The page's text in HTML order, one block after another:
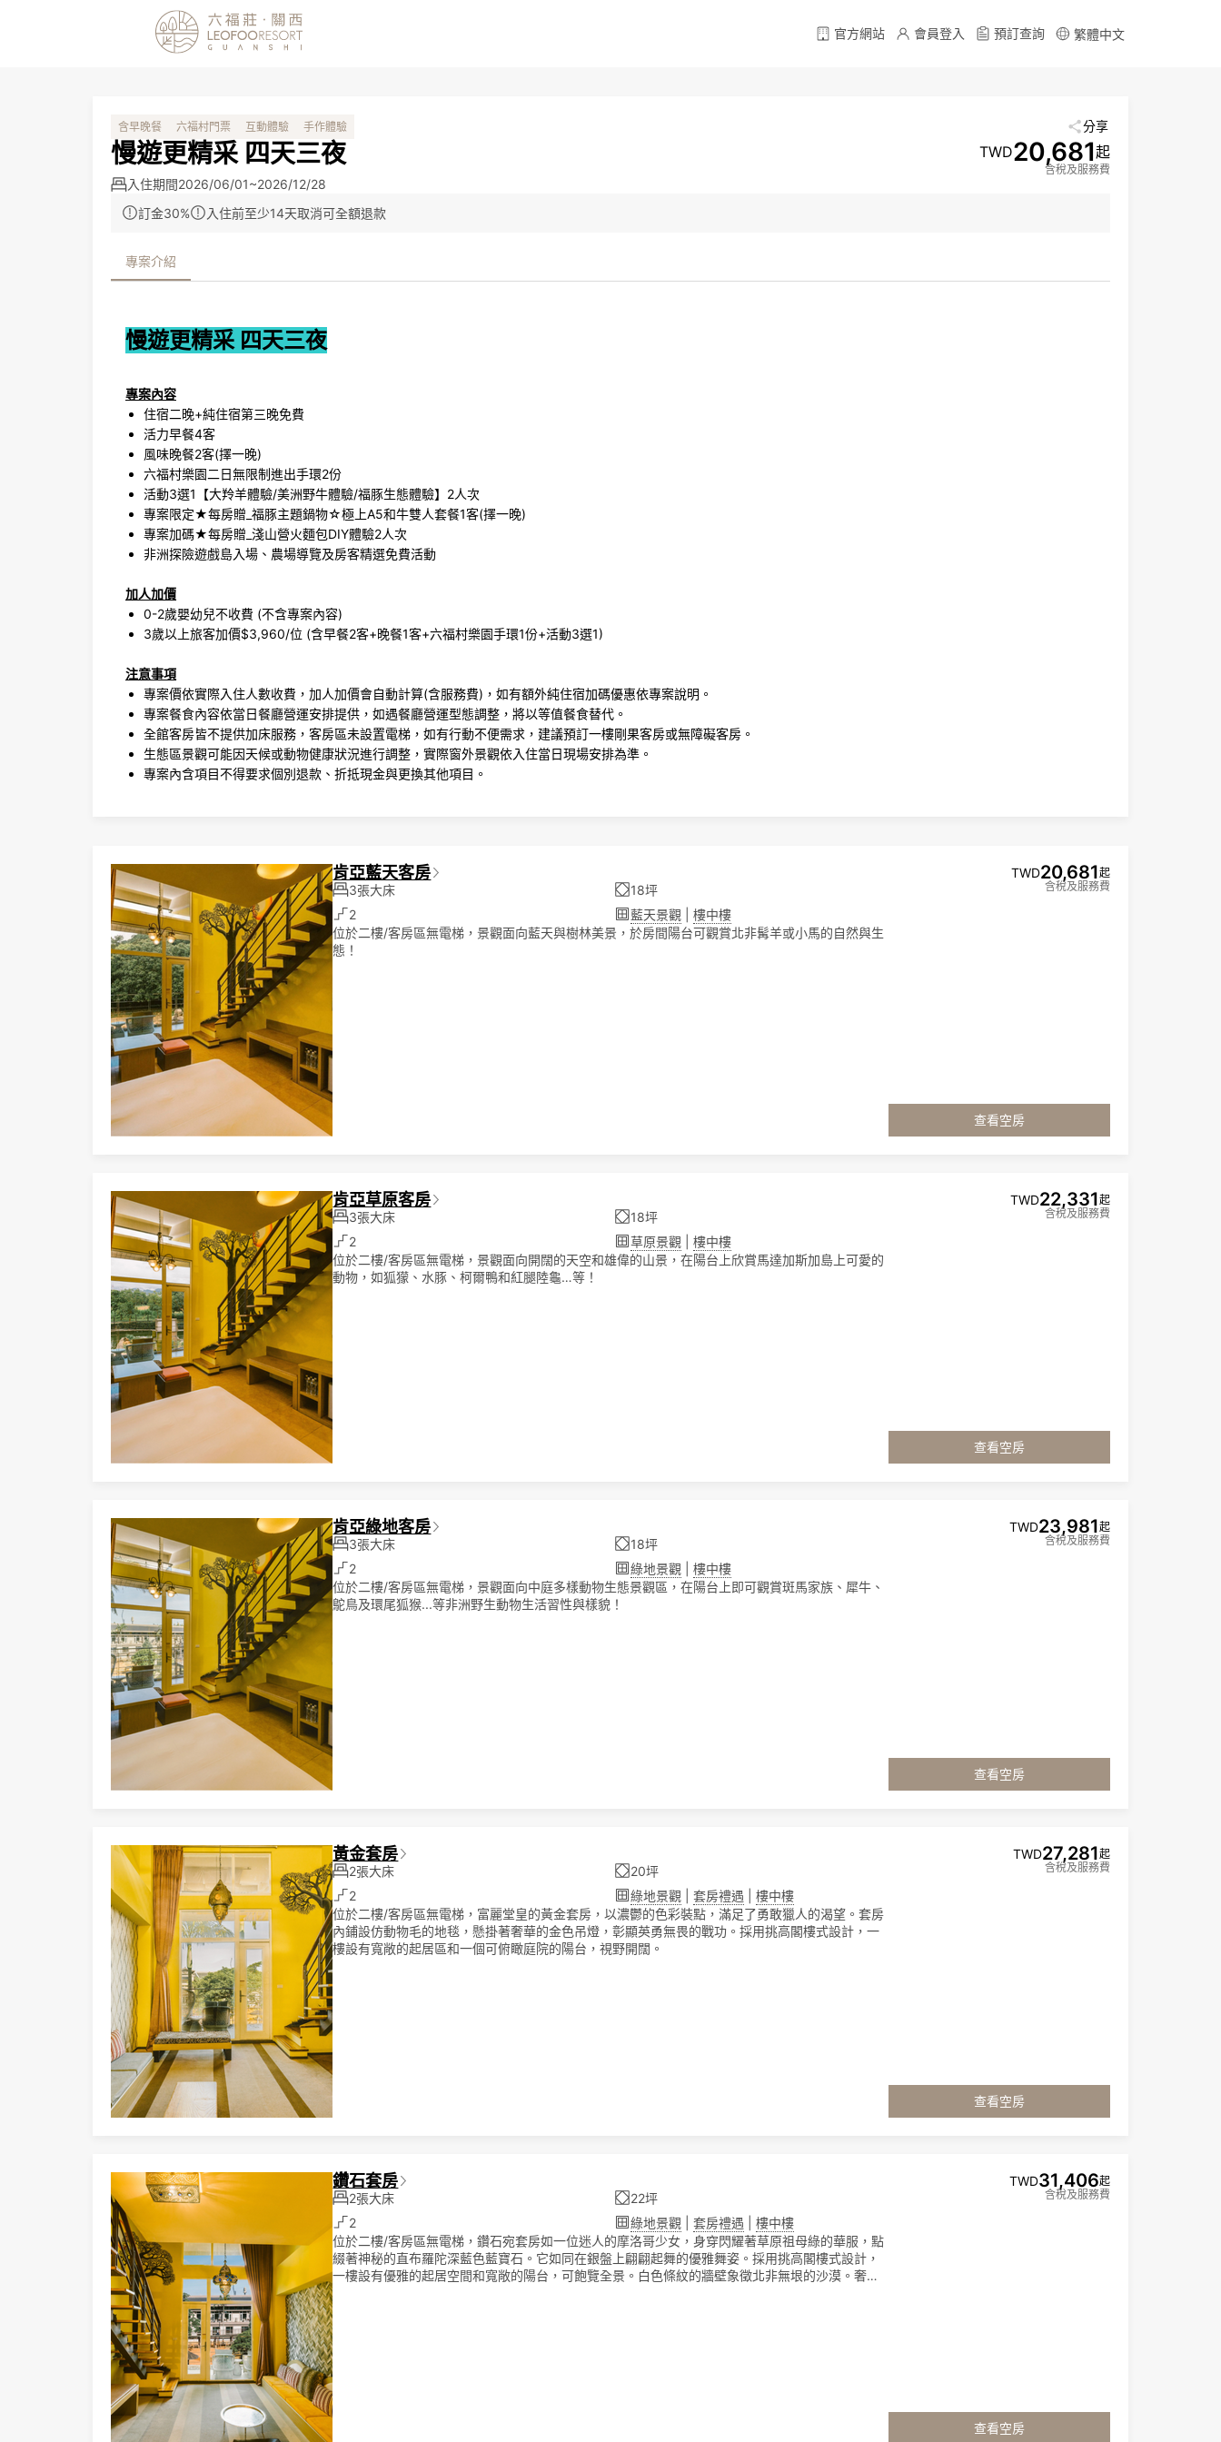
官方網站 會員登入 預訂查詢 繁體中文
含早晚餐 六福村門票 互動體驗 手作體驗 分享
慢遊更精采 四天三夜 TWD20,681起
含稅及服務費
入住期間2026/06/01~2026/12/28
訂金30%
入住前至少14天取消可全額退款
專案介紹
慢遊更精采 四天三夜
專案內容
住宿二晚+純住宿第三晚免費
活力早餐4客
風味晚餐2客(擇一晚)
六福村樂園二日無限制進出手環2份
活動3選1【大羚羊體驗/美洲野牛體驗/福豚生態體驗】2人次
專案限定★每房贈_福豚主題鍋物☆極上A5和牛雙人套餐1客(擇一晚)
專案加碼★每房贈_淺山營火麵包DIY體驗2人次
非洲探險遊戲島入場、農場導覽及房客精選免費活動
加人加價
0-2歲嬰幼兒不收費 (不含專案內容)
3歲以上旅客加價$3,960/位 (含早餐2客+晚餐1客+六福村樂園手環1份+活動3選1)
注意事項
專案價依實際入住人數收費，加人加價會自動計算(含服務費)，如有額外純住宿加碼優惠依專案說明。
專案餐食內容依當日餐廳營運安排提供，如遇餐廳營運型態調整，將以等值餐食替代。
全館客房皆不提供加床服務，客房區未設置電梯，如有行動不便需求，建議預訂一樓剛果客房或無障礙客房。
生態區景觀可能因天候或動物健康狀況進行調整，實際窗外景觀依入住當日現場安排為準。
專案內含項目不得要求個別退款、折抵現金與更換其他項目。
肯亞藍天客房
3張大床
18坪
2
藍天景觀
樓中樓
位於二樓/客房區無電梯，景觀面向藍天與樹林美景，於房間陽台可觀賞北非髯羊或小馬的自然與生
態！
TWD20,681起
含稅及服務費
查看空房
肯亞草原客房
3張大床
18坪
2
草原景觀
樓中樓
位於二樓/客房區無電梯，景觀面向開闊的天空和雄偉的山景，在陽台上欣賞馬達加斯加島上可愛的
動物，如狐獴、水豚、柯爾鴨和紅腿陸龜…等！
TWD22,331起
含稅及服務費
查看空房
肯亞綠地客房
3張大床
18坪
2
綠地景觀
樓中樓
位於二樓/客房區無電梯，景觀面向中庭多樣動物生態景觀區，在陽台上即可觀賞斑馬家族、犀牛、
鴕鳥及環尾狐猴...等非洲野生動物生活習性與樣貌！
TWD23,981起
含稅及服務費
查看空房
黃金套房
2張大床
20坪
2
綠地景觀 套房禮遇
樓中樓
位於二樓/客房區無電梯，富麗堂皇的黃金套房，以濃鬱的色彩裝點，滿足了勇敢獵人的渴望。套房
內鋪設仿動物毛的地毯，懸掛著奢華的金色吊燈，彰顯英勇無畏的戰功。採用挑高閣樓式設計，一
樓設有寬敞的起居區和一個可俯瞰庭院的陽台，視野開闊。
TWD27,281起
含稅及服務費
查看空房
鑽石套房
2張大床
22坪
2
綠地景觀 套房禮遇
樓中樓
位於二樓/客房區無電梯，鑽石宛套房如一位迷人的摩洛哥少女，身穿閃耀著草原祖母綠的華服，點
綴著神秘的直布羅陀深藍色藍寶石。它如同在銀盤上翩翩起舞的優雅舞姿。採用挑高閣樓式設計，
一樓設有優雅的起居空間和寬敞的陽台，可飽覽全景。白色條紋的牆壁象徵北非無垠的沙漠。奢華
TWD31,406起
含稅及服務費
查看空房